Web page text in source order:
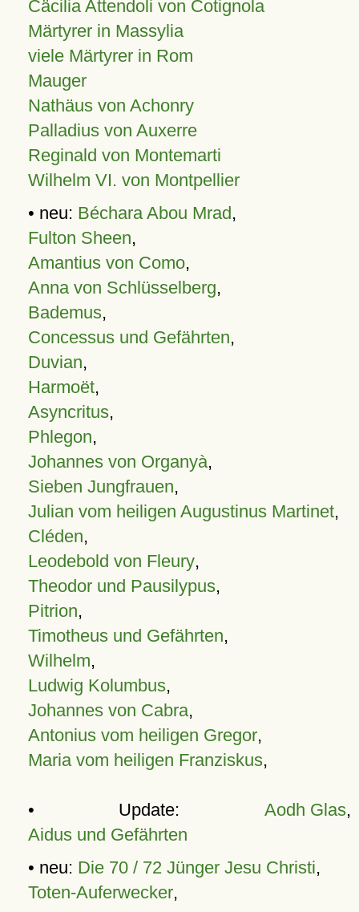
Cäcilia Attendoli von Cotignola
Märtyrer in Massylia
viele Märtyrer in Rom
Mauger
Nathäus von Achonry
Palladius von Auxerre
Reginald von Montemarti
Wilhelm VI. von Montpellier
• neu: Béchara Abou Mrad,
Fulton Sheen,
Amantius von Como,
Anna von Schlüsselberg,
Bademus,
Concessus und Gefährten,
Duvian,
Harmoët,
Asyncritus,
Phlegon,
Johannes von Organyà,
Sieben Jungfrauen,
Julian vom heiligen Augustinus Martinet,
Cléden,
Leodebold von Fleury,
Theodor und Pausilypus,
Pitrion,
Timotheus und Gefährten,
Wilhelm,
Ludwig Kolumbus,
Johannes von Cabra,
Antonius vom heiligen Gregor,
Maria vom heiligen Franziskus,
• Update: Aodh Glas,
Aidus und Gefährten
• neu: Die 70 / 72 Jünger Jesu Christi,
Toten-Auferwecker,